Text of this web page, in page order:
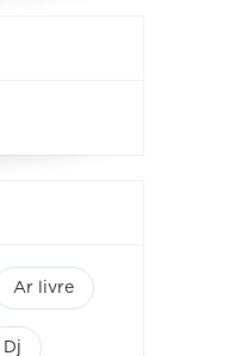
Ar livre
Dj